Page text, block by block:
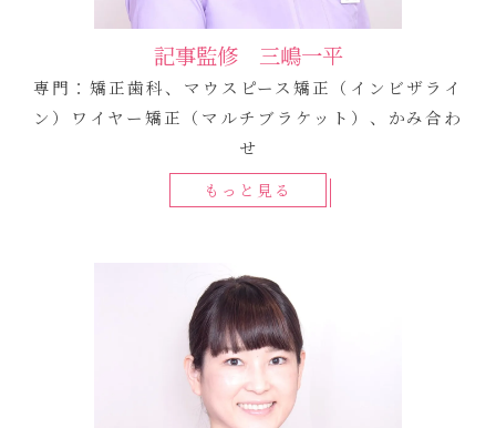
記事監修 三嶋一平
専門：矯正歯科、マウスピース矯正（インビザライ
ン）ワイヤー矯正（マルチブラケット）、かみ合わ
せ
もっと見る